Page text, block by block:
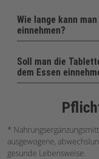
Wie lange kann
einnehmen?
Soll man die
dem Essen
*
ausgewogene,
gesunde Lebensweise.